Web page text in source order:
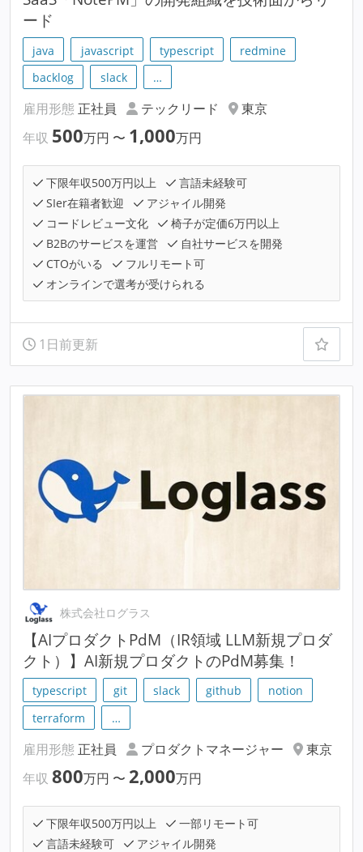
ード
java javascript typescript
redmine
backlog
slack …
雇用形態 正社員 テックリード
東京
年収 500万円 〜 1,000万円
下限年収500万円以上
言語未経験可
SIer在籍者歓迎
アジャイル開発
コードレビュー文化
椅子が定価6万円以上
B2Bのサービスを運営
自社サービスを開発
CTOがいる
フルリモート可
オンラインで選考が受けられる
1日前更新
株式会社ログラス
【AIプロダクトPdM（IR領域 LLM新規プロダ
クト）】AI新規プロダクトのPdM募集！
typescript git slack github
notion
terraform
…
雇用形態 正社員 プロダクトマネージャー
東京
年収 800万円 〜 2,000万円
下限年収500万円以上
一部リモート可
言語未経験可
アジャイル開発